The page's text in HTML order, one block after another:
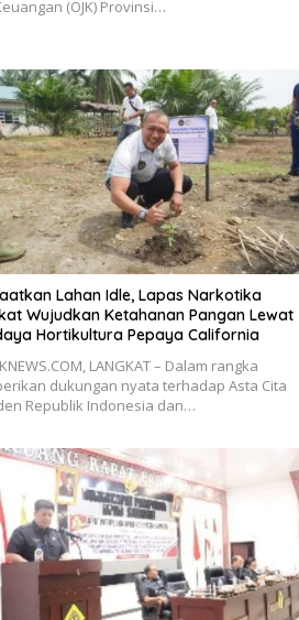
(OJK) Provinsi…
Lahan Idle, Lapas Narkotika
Wujudkan Ketahanan Pangan Lewat
Hortikultura Pepaya California
LANGKAT – Dalam rangka
dukungan nyata terhadap Asta Cita
Republik Indonesia dan…